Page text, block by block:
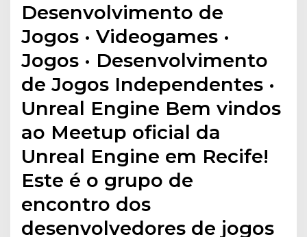
Desenvolvimento de
Jogos · Videogames ·
Jogos · Desenvolvimento
de Jogos Independentes ·
Unreal Engine Bem vindos
ao Meetup oficial da
Unreal Engine em Recife!
Este é o grupo de
encontro dos
desenvolvedores de jogos